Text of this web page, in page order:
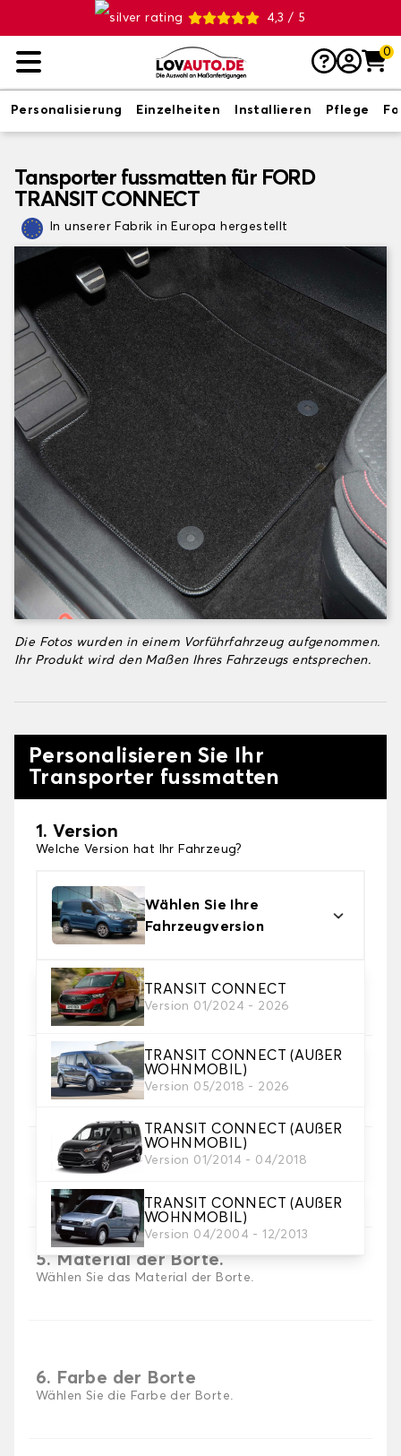
4,3 / 5
0
Personalisierung Einzelheiten Installieren Pflege
Tansporter fussmatten für FORD
TRANSIT CONNECT
In unserer Fabrik in Europa hergestellt
Die Fotos wurden in einem Vorführfahrzeug aufgenommen.
Ihr Produkt wird den Maßen Ihres Fahrzeugs entsprechen.
Personalisieren Sie Ihr
Transporter fussmatten
1. Version
Welche Version hat Ihr Fahrzeug?
Wählen Sie Ihre
Fahrzeugversion
TRANSIT CONNECT
Version 01/2024 - 2026
TRANSIT CONNECT (AUßER
WOHNMOBIL)
Version 05/2018 - 2026
TRANSIT CONNECT (AUßER
WOHNMOBIL)
Version 01/2014 - 04/2018
TRANSIT CONNECT (AUßER
WOHNMOBIL)
Version 04/2004 - 12/2013
2. Material
Wählen Sie das Material Ihres Autofussmatten
3. Set-Auswahl
Wählen Sie die Anzahl der Automatten, die Sie
benötigen.
4. Teppichfarbe
Wählen Sie die Farbe Ihres Teppichs Utility.
5. Material der Borte.
Wählen Sie das Material der Borte.
6. Farbe der Borte
Wählen Sie die Farbe der Borte.